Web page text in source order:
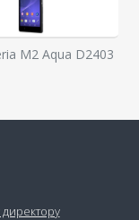
M2 Aqua D2403